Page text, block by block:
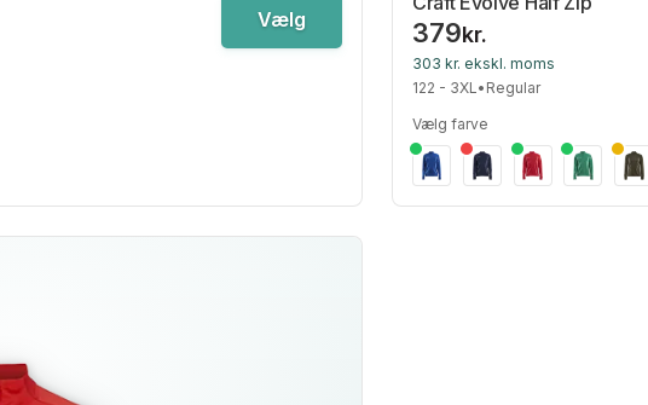
Vælg 379kr.
303 kr. ekskl. moms
122 - 3XL• Regular
Vælg farve